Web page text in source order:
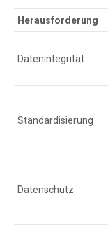
Herausforderung
Datenintegrität
Standardisierung
Datenschutz